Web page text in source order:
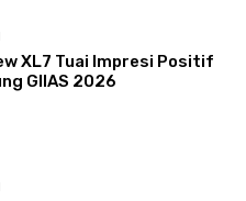
XL7 Tuai Impresi Positif
GIIAS 2026